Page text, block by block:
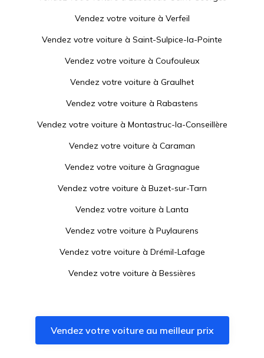
Vendez votre voiture à Verfeil
Vendez votre voiture à Saint-Sulpice-la-Pointe
Vendez votre voiture à Coufouleux
Vendez votre voiture à Graulhet
Vendez votre voiture à Rabastens
Vendez votre voiture à Montastruc-la-Conseillère
Vendez votre voiture à Caraman
Vendez votre voiture à Gragnague
Vendez votre voiture à Buzet-sur-Tarn
Vendez votre voiture à Lanta
Vendez votre voiture à Puylaurens
Vendez votre voiture à Drémil-Lafage
Vendez votre voiture à Bessières
Vendez votre voiture àCastelmaurou
Vendez votre voiture àSainte-Foy-d'Aigrefeuille
Vendez votre voiture au meilleur prix